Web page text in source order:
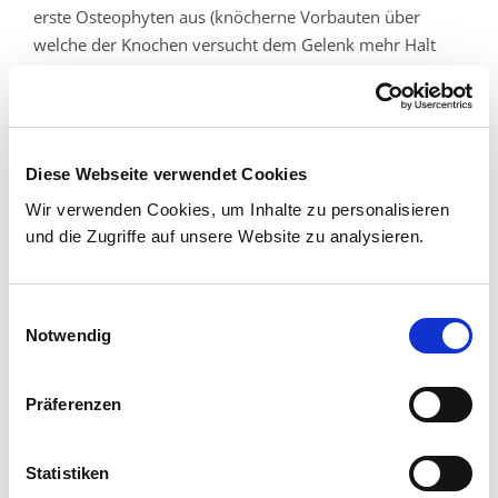
Diese Webseite verwendet Cookies
Wir verwenden Cookies, um Inhalte zu personalisieren
und die Zugriffe auf unsere Website zu analysieren.
Notwendig
Präferenzen
Statistiken
erste Osteophyten aus (knöcherne Vorbauten über
welche der Knochen versucht dem Gelenk mehr Halt
Unregelmäßigkeiten im Bereich der Gelenkfläche. Im
Gelenkspaltverschmälerung bis zur vollständigen
Destruktion / Deformierung / Nekrose der
Gelenkpartner.
Was für Therapien kommen bei der
Coxarthrose in Frage?
eine Linderung der Beschwerden durch konservative